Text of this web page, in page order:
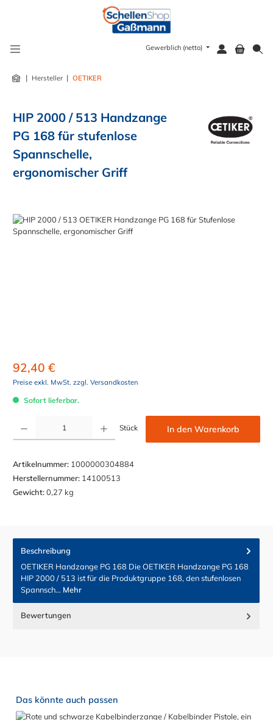
Gewerblich (netto)
| Hersteller | OETIKER
HIP 2000 / 513 Handzange
PG 168 für stufenlose
Spannschelle,
ergonomischer Griff
Bildergalerie überspringen
92,40 €
Preise exkl. MwSt. zzgl. Versandkosten
Sofort lieferbar.
Stück In den Warenkorb
Artikelnummer: 1000000304884
Herstellernummer: 14100513
Gewicht:0,27 kg
Beschreibung
OETIKER Handzange PG 168 Die OETIKER Handzange PG 168
HIP 2000 / 513 ist für die Produktgruppe 168, den stufenlosen
Spannsch… Mehr
Bewertungen
Produktgalerie überspringen
Das könnte auch passen